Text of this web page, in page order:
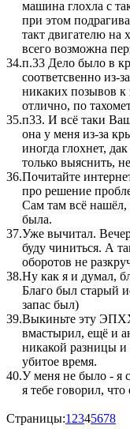
машина глохла с
при этом
такт двигателю на
всего возможна
34.п.33 Дело было в
соответсвенно из-
никаких позывов
отлично, по
35.п33. И всё таки
она у меня из-за
иногда глохнет,
только выяснить,
36.Почитайте
про решение
Сам там всё нашёл,
была.
37.Уже вычитал.
буду чиниться. А
оборотов не
38.Ну как я и думал,
Благо был старый
запас был)
39.Выкиньте эту
вмастырил, ещё и
никакой разницы и
убитое время.
40.У меня не было - я
я тебе говорил,
Страницы:1 2345678